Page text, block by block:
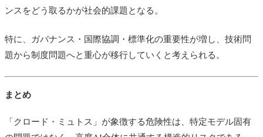
ンスをどう取るかが社会的課題となる。
特に、ガバナンス・国際協調・標準化の重要性が増し、技術問
題から制度問題へと重心が移行していくと考えられる。
まとめ
「クロード・ミュトス」が象徴する危険性は、特定モデル固有